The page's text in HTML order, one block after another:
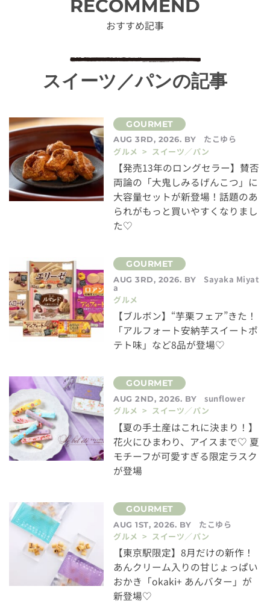
RECOMMEND
おすすめ記事
スイーツ／パンの記事
AUG 3RD, 2026. BY
たこゆら
グルメ > スイーツ／パン
【発売13年のロングセラー】賛否
両論の「大鬼しみるげんこつ」に
大容量セットが新登場！話題のあ
られがもっと買いやすくなりまし
た♡
AUG 3RD, 2026. BY Sayaka Miyat
a
グルメ
【ブルボン】“芋栗フェア”きた！
「アルフォート安納芋スイートポ
テト味」など8品が登場♡
AUG 2ND, 2026. BY
sunflower
グルメ > スイーツ／パン
【夏の手土産はこれに決まり！】
花火にひまわり、アイスまで♡ 夏
モチーフが可愛すぎる限定ラスク
が登場
AUG 1ST, 2026. BY
たこゆら
グルメ > スイーツ／パン
【東京駅限定】8月だけの新作！
あんクリーム入りの甘じょっぱい
おかき「okaki+ あんバター」が
新登場♡